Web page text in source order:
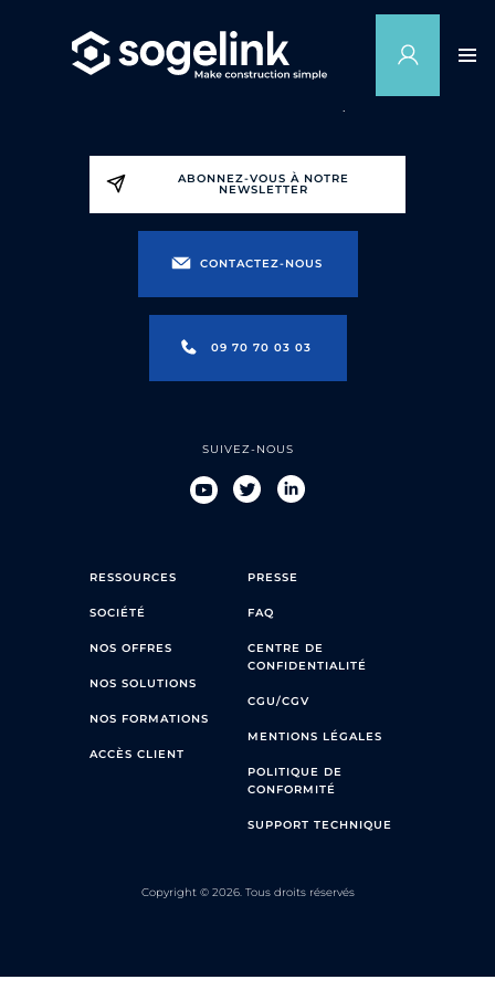
ABONNEZ-VOUS À NOTRE
NEWSLETTER
CONTACTEZ-NOUS
09 70 70 03 03
SUIVEZ-NOUS
RESSOURCES
SOCIÉTÉ
NOS OFFRES
NOS SOLUTIONS
NOS FORMATIONS
ACCÈS CLIENT
PRESSE
FAQ
CENTRE DE
CONFIDENTIALITÉ
CGU/CGV
MENTIONS LÉGALES
POLITIQUE DE
CONFORMITÉ
SUPPORT TECHNIQUE
Copyright © 2026. Tous droits réservés